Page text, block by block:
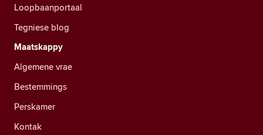
Loopbaanportaal
Tegniese blog
Maatskappy
Algemene vrae
Bestemmings
Perskamer
Kontak